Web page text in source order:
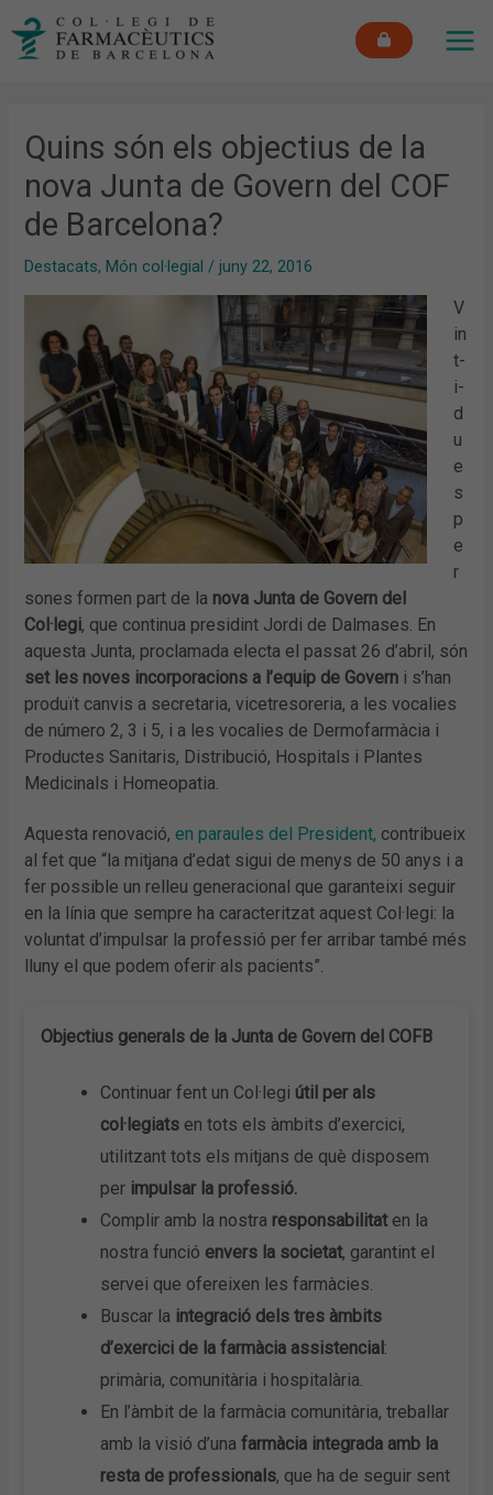
Quins són els objectius de la
nova Junta de Govern del COF
de Barcelona?
Destacats, Món col·legial /juny 22, 2016
V
in
t-
i-
d
u
e
s
p
e
r
sones formen part de la nova Junta de Govern del
Col·legi, que continua presidint Jordi de Dalmases. En
aquesta Junta, proclamada electa el passat 26 d’abril, són
set les noves incorporacions a l’equip de Govern i s’han
produït canvis a secretaria, vicetresoreria, a les vocalies
de número 2, 3 i 5, i a les vocalies de Dermofarmàcia i
Productes Sanitaris, Distribució, Hospitals i Plantes
Medicinals i Homeopatia.
Aquesta renovació,en paraules del President, contribueix
al fet que “la mitjana d’edat sigui de menys de 50 anys i a
fer possible un relleu generacional que garanteixi seguir
en la línia que sempre ha caracteritzat aquest Col·legi: la
voluntat d’impulsar la professió per fer arribar també més
lluny el que podem oferir als pacients”.
Objectius generals de la Junta de Govern del COFB
Continuar fent un Col·legi útil per als
col·legiats en tots els àmbits d’exercici,
utilitzant tots els mitjans de què disposem
per impulsar la professió.
Complir amb la nostra responsabilitat en la
nostra funció envers la societat, garantint el
servei que ofereixen les farmàcies.
Buscar la integració dels tres àmbits
d’exercici de la farmàcia assistencial:
primària, comunitària i hospitalària.
En l’àmbit de la farmàcia comunitària, treballar
amb la visió d’unafarmàcia integrada amb la
resta de professionals, que ha de seguir sent